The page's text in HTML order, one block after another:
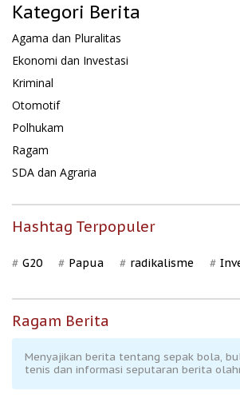
Kategori Berita
Agama dan Pluralitas
Ekonomi dan Investasi
Kriminal
Otomotif
Polhukam
Ragam
SDA dan Agraria
Hashtag Terpopuler
G20 Papua radikalisme
Ragam Berita
Menyajikan berita tentang sepak bola,
tenis dan informasi seputaran berita